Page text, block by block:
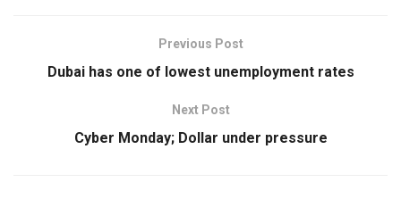
Previous Post
Dubai has one of lowest unemployment rates
Next Post
Cyber Monday; Dollar under pressure